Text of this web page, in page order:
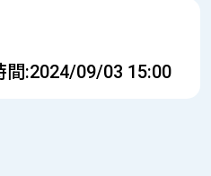
間:2024/09/03 15:00